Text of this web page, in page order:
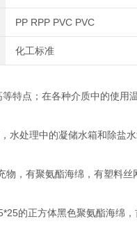
PP RPP PVC PVC
化工标准
特点；在各种介质中的使用
水处理中的凝储水箱和除盐
，有聚氨酯海绵，有塑料丝
的正方体黑色聚氨酯海绵